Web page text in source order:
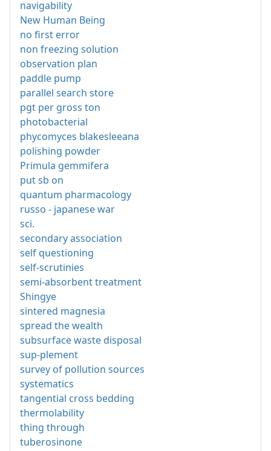
navigability
New Human Being
no first error
non freezing solution
observation plan
paddle pump
parallel search store
pgt per gross ton
photobacterial
phycomyces blakesleeana
polishing powder
Primula gemmifera
put sb on
quantum pharmacology
russo - japanese war
sci.
secondary association
self questioning
self-scrutinies
semi-absorbent treatment
Shingye
sintered magnesia
spread the wealth
subsurface waste disposal
sup-plement
survey of pollution sources
systematics
tangential cross bedding
thermolability
thing through
tuberosinone